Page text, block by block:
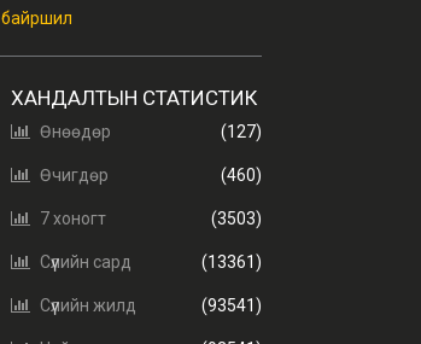
байршил
ХАНДАЛТЫН СТАТИСТИК
Өнөөдөр (127)
Өчигдөр (460)
7 хоногт (3503)
Сүүлийн сард (13361)
Сүүлийн жилд (93541)